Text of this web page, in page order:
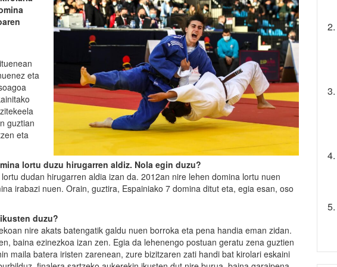
eta
guztian
eta
lortu duzu hirugarren aldiz. Nola egin duzu?
dudan hirugarren aldia izan da. 2012an nire lehen domina lortu nuen
irabazi nuen. Orain, guztira, Espainiako 7 domina ditut eta, egia esan, oso
duzu?
nire akats batengatik galdu nuen borroka eta pena handia eman zidan.
baina ezinezkoa izan zen. Egia da lehenengo postuan geratu zena guztien
maila batera iristen zarenean, zure bizitzaren zati handi bat kirolari eskaini